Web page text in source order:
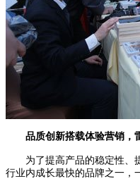
品质创新搭载体验营销，
为了提高产品的稳定性、
行业内成长最快的品牌之一，